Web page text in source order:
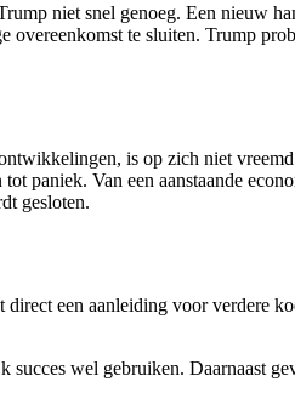
niet snel genoeg. Een nieuw
te sluiten. Trump
is op zich niet
paniek. Van een aanstaande
gesloten.
een aanleiding voor verdere
wel gebruiken. Daarnaast